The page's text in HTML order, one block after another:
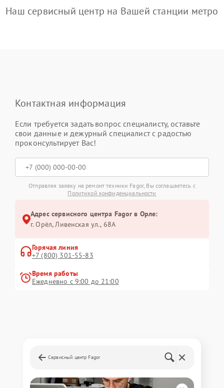
Наш сервисный центр на Вашей станции метро
Контактная информация
Если требуется задать вопрос специалисту, оставьте
свои данные и дежурный специалист с радостью
проконсультирует Вас!
Отправляя заявку на ремонт техники Fagor, Вы соглашаетесь с
Политикой конфиденциальности
Адрес сервисного центра Fagor в Орле:
г. Орёл, Ливенская ул., 68А
Горячая линия
+7 (800) 301-55-83
Время работы
Ежедневно с 9:00 до 21:00
Сервисный центр Fagor